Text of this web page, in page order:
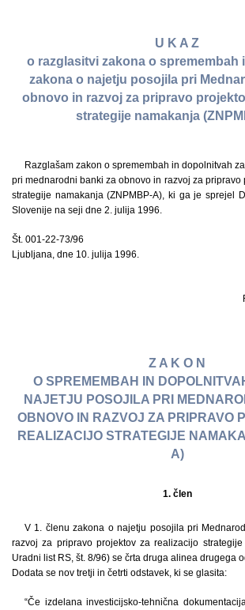
U K A Z
o razglasitvi zakona o spremembah
zakona o najetju posojila pri
obnovo in razvoj za pripravo
strategije namakanja
Razglašam zakon o spremembah in dopolnitvah
pri mednarodni banki za obnovo in razvoj za pripravo
strategije namakanja (ZNPMBP-A), ki ga je sprejel
Slovenije na seji dne 2. julija 1996.
Št. 001-22-73/96
Ljubljana, dne 10. julija 1996.
Z A K O N
O SPREMEMBAH IN
NAJETJU POSOJILA PRI
OBNOVO IN RAZVOJ ZA PRIPRAVO
REALIZACIJO STRATEGIJE
A)
1. člen
V 1. členu zakona o najetju posojila pri
razvoj za pripravo projektov za realizacijo strategije
Uradni list RS, št. 8/96) se črta druga alinea drugega
Dodata se nov tretji in četrti odstavek, ki se glasita:
“Če izdelana investicijsko-tehnična